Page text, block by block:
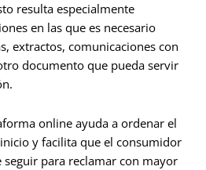
resulta especialmente
en las que es necesario
extractos, comunicaciones con
documento que pueda servir
online ayuda a ordenar el
y facilita que el consumidor
seguir para reclamar con mayor